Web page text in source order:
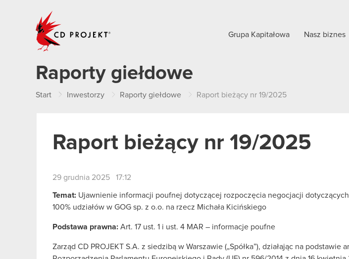
Grupa Kapitałowa Nasz biznes
Raporty giełdowe
Start Inwestorzy Raporty giełdowe Raport bieżący nr 19/2025
Raport bieżący nr 19/2025
29 grudnia 2025 17:12
Temat: Ujawnienie informacji poufnej dotyczącej rozpoczęcia negocjacji
100% udziałów w GOG sp. z o.o. na rzecz Michała Kicińskiego
Podstawa prawna: Art. 17 ust. 1 i ust. 4 MAR – informacje poufne
Zarząd CD PROJEKT S.A. z siedzibą w Warszawie („Spółka”), działając na podstawie